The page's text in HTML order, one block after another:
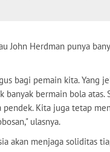
John Herdman punya
bagi pemain kita. Yang
bermain bola atas.
Kita juga tetap
ulasnya.
akan menjaga soliditas